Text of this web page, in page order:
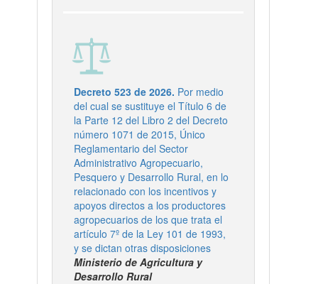
Decreto 523 de 2026. Por medio
del cual se sustituye el Título 6 de
la Parte 12 del Libro 2 del Decreto
número 1071 de 2015, Único
Reglamentario del Sector
Administrativo Agropecuario,
Pesquero y Desarrollo Rural, en lo
relacionado con los incentivos y
apoyos directos a los productores
agropecuarios de los que trata el
artículo 7º de la Ley 101 de 1993,
y se dictan otras disposiciones
Ministerio de Agricultura y
Desarrollo Rural